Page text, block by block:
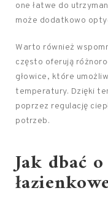
one łatwe do
może dodatkowo
Warto również
często oferują
głowice, które
temperatury. Dzięki
poprzez regulację
potrzeb.
Jak dbać